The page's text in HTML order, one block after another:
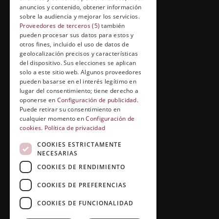
FORMACIÓN Y ENTRETENIMIENTO
Formación abierta
Cuídate con Grupo Esneca
Entrevistas profesionales
EL RINCÓN DEL ALUMNO
Conócenos
Preguntas y respuestas
Clases virtuales
anuncios y contenido, obtener información
sobre la audiencia y mejorar los servicios.
Proveedores de terceros (5) también
pueden procesar sus datos para estos y
otros fines, incluido el uso de datos de
geolocalización precisos y características
del dispositivo. Sus elecciones se aplican
solo a este sitio web. Algunos proveedores
pueden basarse en el interés legítimo en
lugar del consentimiento; tiene derecho a
oponerse en Configuración de publicidad.
Puede retirar su consentimiento en
cualquier momento enConfiguración de
cookies. Política de privacidad
COOKIES ESTRICTAMENTE
NECESARIAS
COOKIES DE RENDIMIENTO
COOKIES DE PREFERENCIAS
COOKIES DE FUNCIONALIDAD